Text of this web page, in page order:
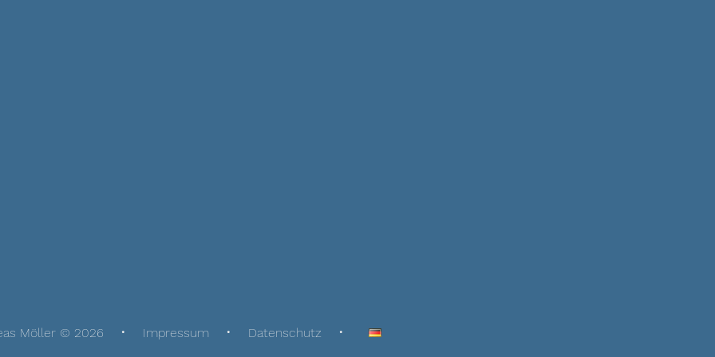
Möller © 2026 Impressum Datenschutz